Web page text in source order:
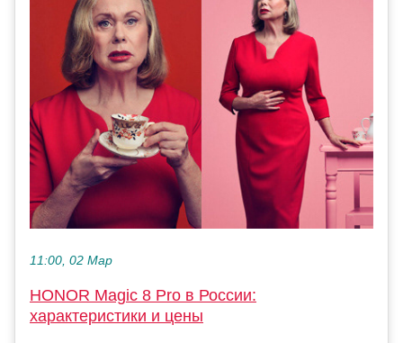
11:00, 02 Мар
HONOR Magic 8 Pro в России:
характеристики и цены